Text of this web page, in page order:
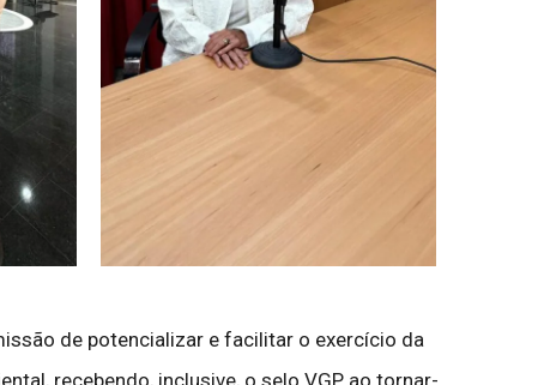
de potencializar e facilitar o exercício da